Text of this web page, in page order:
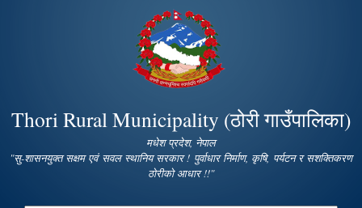
main
content
Thori Rural Municipality (ठोरी गाउँपालिका)
मधेश प्रदेश, नेपाल
"सु-शासनयुक्त सक्षम एवं सवल स्थानिय सरकार ! पुर्वाधार निर्माण, कृषि, पर्यटन र सशक्तिकरण
ठोरीको आधार !!"